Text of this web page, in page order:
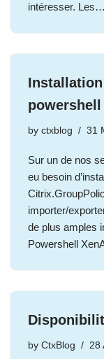
intéresser. Les…
powershell
by ctxblog 31
Sur un de nos
eu besoin
importer/
de plus amples
Powershell
by CtxBlog 28